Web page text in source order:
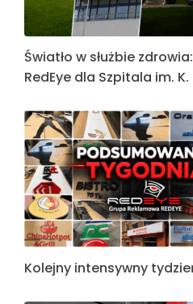
Światło w służbie
RedEye dla Szpitala im.
Kolejny intensywny